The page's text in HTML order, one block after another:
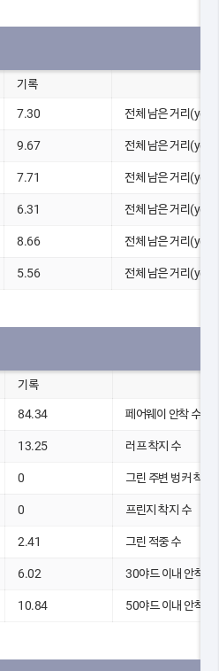
기록
7.30 전체 남은 거리(yds)
9.67 전체 남은 거리(yds)
7.71 전체 남은 거리(yds)
6.31 전체 남은 거리(yds)
8.66 전체 남은 거리(yds)
5.56 전체 남은 거리(yds)
기록
84.34 페어웨이 안착 수
13.25 러프 착지 수
0 그린 주변 벙커 착지
0 프린지 착지 수
2.41 그린 적중 수
6.02 30야드 이내 안착 수
10.84 50야드 이내 안착 수